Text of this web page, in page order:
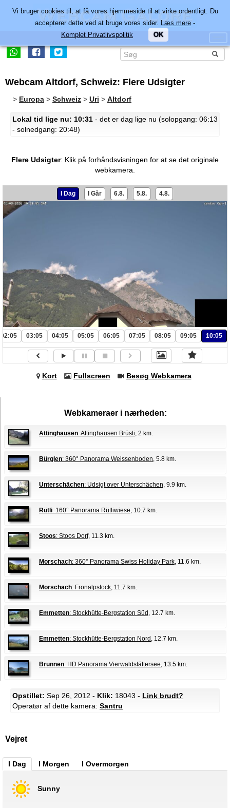
Webcam Altdorf, Schweiz: Flere Udsigter
> Europa > Schweiz > Uri > Altdorf
Lokal tid lige nu: 10:31 - det er dag lige nu (solopgang: 06:13
- solnedgang: 20:48)
Flere Udsigter: Klik på forhåndsvisningen for at se det originale
webkamera.
I Dag I Går 6.8. 5.8. 4.8.
02:05 03:05 04:05 05:05 06:05 07:05 08:05 09:05 10:05
Kort Fullscreen Besøg Webkamera
Webkameraer i nærheden:
Attinghausen: Attinghausen Brüsti, 2 km.
Bürglen: 360° Panorama Weissenboden, 5.8 km.
Unterschächen: Udsigt over Unterschächen, 9.9 km.
Rütli: 160° Panorama Rütliwiese, 10.7 km.
Stoos: Stoos Dorf, 11.3 km.
Morschach: 360° Panorama Swiss Holiday Park, 11.6 km.
Morschach: Fronalpstock, 11.7 km.
Emmetten: Stockhütte-Bergstation Süd , 12.7 km.
Emmetten: Stockhütte-Bergstation Nord , 12.7 km.
Brunnen: HD Panorama Vierwaldstättersee, 13.5 km.
Opstillet: Sep 26, 2012 - Klik: 18043 - Link brudt?
Operatør af dette kamera: Santru
Vejret
I Dag I Morgen I Overmorgen
Sunny
Vi bruger cookies til, at få vores hjemmeside til at virke ordentligt. Du
accepterer dette ved at bruge vores sider. Læs mere -
Komplet Privatlivspolitik
OK